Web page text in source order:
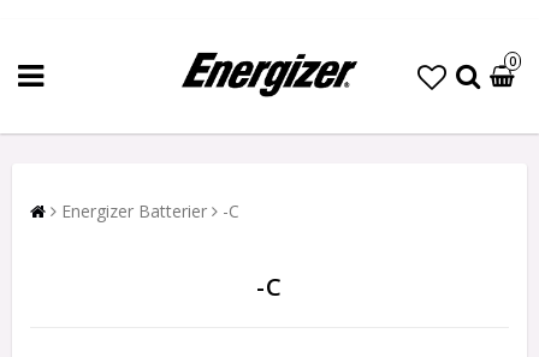
0
Energizer Batterier -C
-C